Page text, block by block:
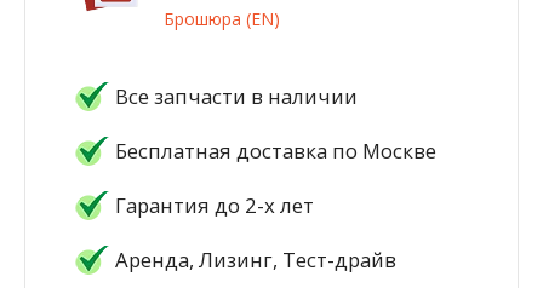
Брошюра (EN)
Все запчасти в наличии
Бесплатная доставка по Москве
Гарантия до 2-х лет
Аренда, Лизинг, Тест-драйв